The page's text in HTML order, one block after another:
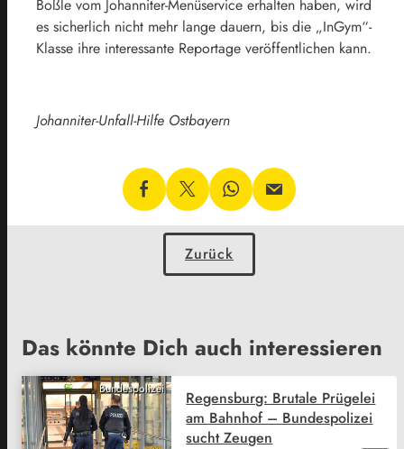
Boßle vom Johanniter-Menüservice erhalten haben, wird
es sicherlich nicht mehr lange dauern, bis die „InGym“-
Klasse ihre interessante Reportage veröffentlichen kann.
Johanniter-Unfall-Hilfe Ostbayern
Zurück
Das könnte Dich auch interessieren
Bundespolizei
Regensburg: Brutale Prügelei
am Bahnhof – Bundespolizei
sucht Zeugen